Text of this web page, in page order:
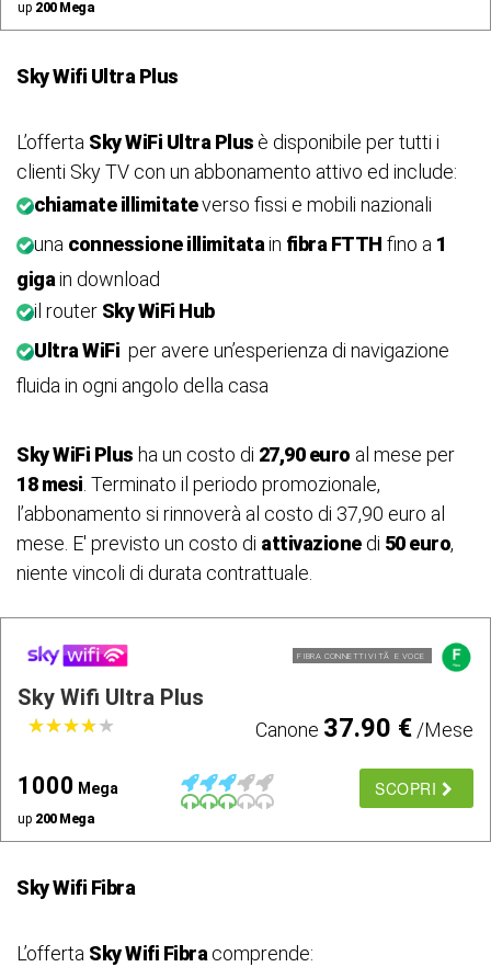
up 200 Mega
Sky Wifi Ultra Plus
L’offerta Sky WiFi Ultra Plus è disponibile per tutti i
clienti Sky TV con un abbonamento attivo ed include:
chiamate illimitateverso fissi e mobili nazionali
una connessione illimitatain fibra FTTH fino a 1
gigain download
il router Sky WiFi Hub
Ultra WiFi per avere un’esperienza di navigazione
fluida in ogni angolo della casa
Sky WiFi Plus ha un costo di 27,90 euro al mese per
18 mesi . Terminato il periodo promozionale,
l’abbonamento si rinnoverà al costo di 37,90 euro al
mese. E' previsto un costo di attivazionedi 50 euro,
niente vincoli di durata contrattuale.
FIBRA CONNETTIVITÃ E VOCE
Sky Wifi Ultra Plus
★★★★★
★★★★★ Canone 37.90 €/Mese
1000 Mega
up 200 Mega
SCOPRI
Sky Wifi Fibra
L’offerta Sky Wifi Fibra comprende: